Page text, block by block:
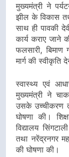
मुख्यमंत्री ने
झील के विकास
साथ ही पावकी
कार्य कराए जाने
फलसारी, बिमाण
मार्ग की स्वीकृति
स्वास्थ्य एवं
मुख्यमंत्री ने
उसके उच्चीकरण
घोषणा की।
विद्यालय
तथा नरेंद्रनगर
की घोषणा की।